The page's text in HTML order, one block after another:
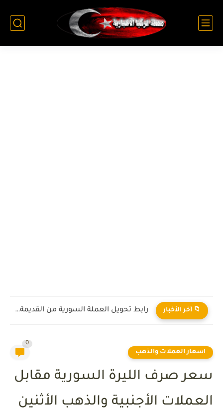
📁 آخر الأخبار رابط تحويل العملة السورية من القديمة إلى الجديدة 2026
اسعار العملات والذهب
0
سعر صرف الليرة السورية مقابل
العملات الأجنبية والذهب الأثنين